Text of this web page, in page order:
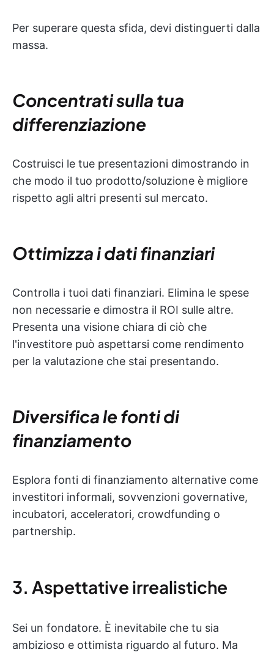
Per superare questa sfida, devi distinguerti dalla
massa.
Concentrati sulla tua
differenziazione
Costruisci le tue presentazioni dimostrando in
che modo il tuo prodotto/soluzione è migliore
rispetto agli altri presenti sul mercato.
Ottimizza i dati finanziari
Controlla i tuoi dati finanziari. Elimina le spese
non necessarie e dimostra il ROI sulle altre.
Presenta una visione chiara di ciò che
l'investitore può aspettarsi come rendimento
per la valutazione che stai presentando.
Diversifica le fonti di
finanziamento
Esplora fonti di finanziamento alternative come
investitori informali, sovvenzioni governative,
incubatori, acceleratori, crowdfunding o
partnership.
3. Aspettative irrealistiche
Sei un fondatore. È inevitabile che tu sia
ambizioso e ottimista riguardo al futuro. Ma